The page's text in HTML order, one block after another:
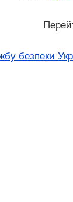
безпеки